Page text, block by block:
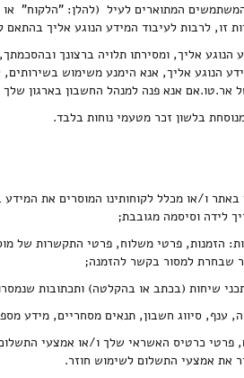
המשתמשים המתוארים לעיל (להלן: "הלקוח"
זו, לרבות לעיבוד המידע הנוגע אליך בהתאם
הנוגע אליך, ומסירתו תלויה ברצונך
אר.טו.אם אנא פנה למנהל החשבון בארגון
בלשון זכר מטעמי נוחות בלבד.
ו/או מכלל לקוחותינו המוסרים את
לידה וסיסמה מגובבת;
הזמנות, פרטי משלוח, פרטי התקשרות
שבחרת למסור בקשר להזמנה;
שיחות (בכתב או בהקלטה) ותכתובות
ענף, סיווג חשבון, תנאים מסחריים, מידע
פרטי כרטיס האשראי שלך ו/או אמצעי
את אמצעי התשלום לשימוש חוזר.
ופירות